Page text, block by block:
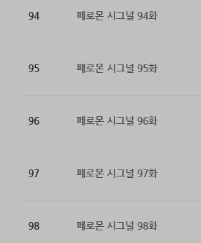
94 페로몬 시그널 94화
95 페로몬 시그널 95화
96 페로몬 시그널 96화
97 페로몬 시그널 97화
98 페로몬 시그널 98화